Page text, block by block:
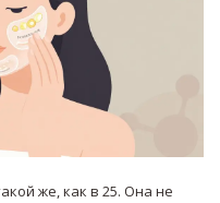
же, как в 25. Она не